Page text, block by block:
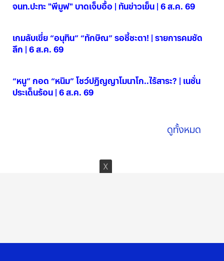
จนท.ปะทะ "พีมูฟ" บาดเจ็บอื้อ | ทันข่าวเย็น | 6 ส.ค. 69
เกมลับเขี่ย “อนุทิน” “ทักษิณ” รอชี้ชะตา! | รายการคมชัด
ลึก | 6 ส.ค. 69
“หนู” กอด “หนิม” โชว์ปฏิญญาโมนาโก..ไร้สาระ? | เนชั่น
ประเด็นร้อน | 6 ส.ค. 69
ดูทั้งหมด